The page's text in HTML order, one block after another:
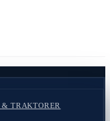
& TRAKTORER